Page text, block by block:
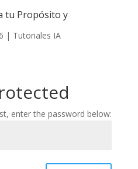
tu Propósito y
| Tutoriales IA
enter the password below: